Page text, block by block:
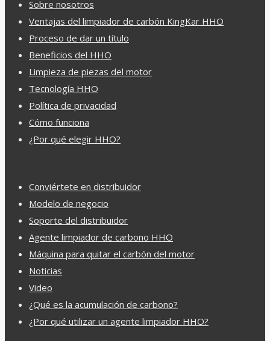
Sobre nosotros
Ventajas del limpiador de carbón KingKar HHO
Proceso de dar un título
Beneficios del HHO
Limpieza de piezas del motor
Tecnología HHO
Política de privacidad
Cómo funciona
¿Por qué elegir HHO?
Conviértete en distribuidor
Modelo de negocio
Soporte del distribuidor
Agente limpiador de carbono HHO
Máquina para quitar el carbón del motor
Noticias
Video
¿Qué es la acumulación de carbono?
¿Por qué utilizar un agente limpiador HHO?